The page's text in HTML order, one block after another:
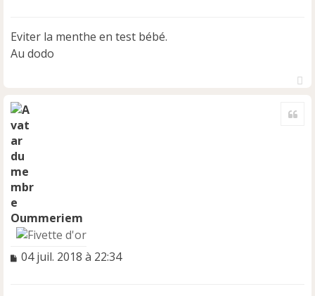
a
g
n
l
u
Eviter la menthe en test bébé.
Au dodo
Oummeriem
M
04 juil. 2018 à 22:34